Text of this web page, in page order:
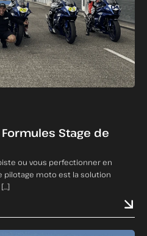
Stage de
ou vous perfectionner en
pilotage moto est la solution